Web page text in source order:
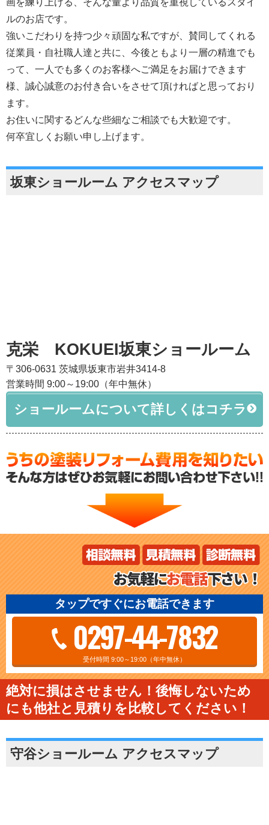
画を練り上げる、そんな量より品質を重視しているスタイ
ルのお店です。
強いこだわりを持つ少々頑固な私ですが、賛同してくれる
従業員・自社職人達と共に、今後ともより一層の精進でも
って、一人でも多くのお客様へご満足をお届けできます
様、誠心誠意のお付き合いをさせて頂ければと思っており
ます。
お住いに関するどんな些細なご相談でも大歓迎です。
何卒宜しくお願い申し上げます。
坂東ショールーム アクセスマップ
克栄 KOKUEI坂東ショールーム
〒306-0631 茨城県坂東市岩井3414-8
営業時間 9:00～19:00（年中無休）
ショールームについて詳しくはコチラ
タップですぐにお電話できます
0297-44-7832
受付時間 9:00～19:00（年中無休）
絶対に損はさせません！後悔しないため
にも他社と見積りを比較してください！
守谷ショールーム アクセスマップ